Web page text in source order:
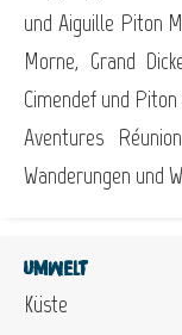
und Aiguille Piton
Morne, Grand
Cimendef und
Aventures
Wanderungen und
Umwelt
Küste